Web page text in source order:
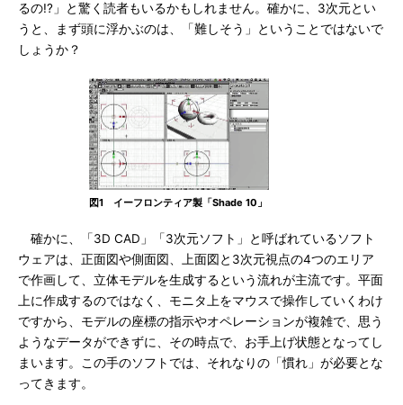
るの!?」と驚く読者もいるかもしれません。確かに、3次元とい
うと、まず頭に浮かぶのは、「難しそう」ということではないで
しょうか？
図1 イーフロンティア製「Shade 10」
確かに、「3D CAD」「3次元ソフト」と呼ばれているソフト
ウェアは、正面図や側面図、上面図と3次元視点の4つのエリア
で作画して、立体モデルを生成するという流れが主流です。平面
上に作成するのではなく、モニタ上をマウスで操作していくわけ
ですから、モデルの座標の指示やオペレーションが複雑で、思う
ようなデータができずに、その時点で、お手上げ状態となってし
まいます。この手のソフトでは、それなりの「慣れ」が必要とな
ってきます。